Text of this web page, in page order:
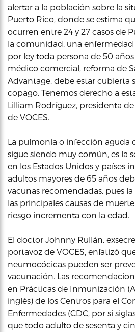
alertar a la población sobre la
Puerto Rico, donde se estima
ocurren entre 24 y 27 casos de
la comunidad, una enfermedad
por ley toda persona de 50
médico comercial, reforma de
Advantage, debe estar
copago. Tenemos derecho a
Lilliam Rodríguez, presidenta
de VOCES.
La pulmonía o infección aguda
sigue siendo muy común, es la
en los Estados Unidos y países
adultos mayores de 65 años
vacunas recomendadas, pues
las principales causas de
riesgo incrementa con la edad.
El doctor Johnny Rullán,
portavoz de VOCES, enfatizó
neumocócicas pueden ser
vacunación. Las
en Prácticas de Inmunización
inglés) de los Centros para el
Enfermedades (CDC, por si
que todo adulto de sesenta y